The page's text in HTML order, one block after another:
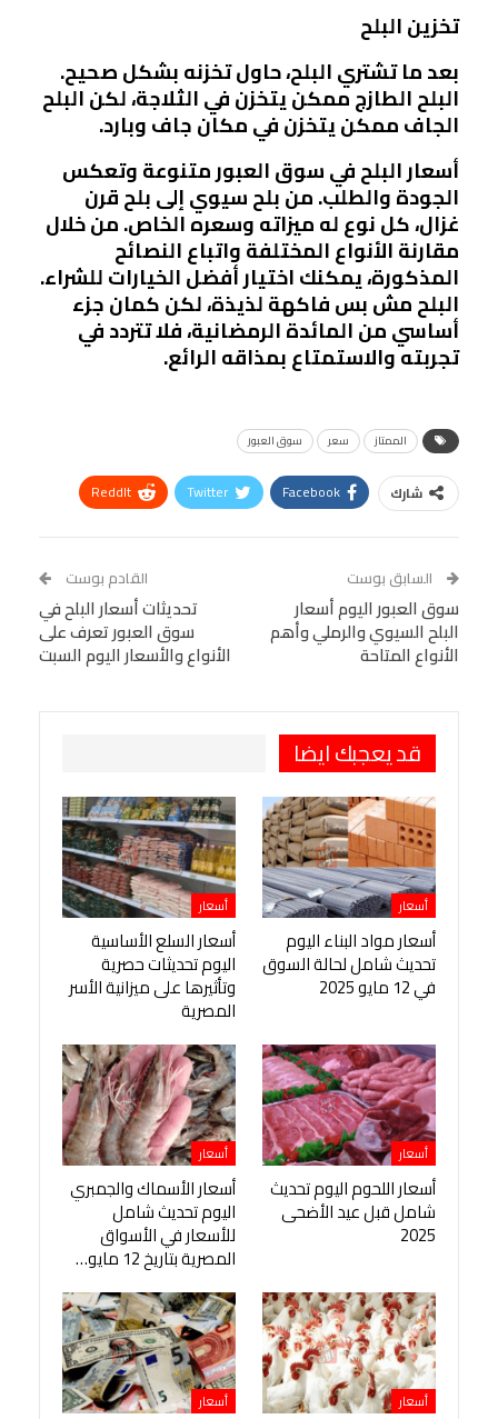
تخزين البلح
بعد ما تشتري البلح، حاول تخزنه بشكل صحيح.
البلح الطازج ممكن يتخزن في الثلاجة، لكن البلح
الجاف ممكن يتخزن في مكان جاف وبارد.
أسعار البلح في سوق العبور متنوعة وتعكس
الجودة والطلب. من بلح سيوي إلى بلح قرن
غزال، كل نوع له ميزاته وسعره الخاص. من خلال
مقارنة الأنواع المختلفة واتباع النصائح
المذكورة، يمكنك اختيار أفضل الخيارات للشراء.
البلح مش بس فاكهة لذيذة، لكن كمان جزء
أساسي من المائدة الرمضانية، فلا تتردد في
تجربته والاستمتاع بمذاقه الرائع.
الممتاز سعر سوق العبور
شارك Facebook
Twitter
ReddIt
Tumblr
البريد الإلكتروني
VK
Digg
LINE
BlackBerry
Viber
السابق بوست
سوق العبور اليوم أسعار
البلح السيوي والرملي وأهم
الأنواع المتاحة
القادم بوست
تحديثات أسعار البلح في
سوق العبور تعرف على
الأنواع والأسعار اليوم السبت
قد يعجبك ايضا
أسعار
أسعار مواد البناء اليوم
تحديث شامل لحالة السوق
في 12 مايو 2025
أسعار
أسعار السلع الأساسية
اليوم تحديثات حصرية
وتأثيرها على ميزانية الأسر
المصرية
أسعار
أسعار اللحوم اليوم تحديث
شامل قبل عيد الأضحى
2025
أسعار
أسعار الأسماك والجمبري
اليوم تحديث شامل
للأسعار في الأسواق
المصرية بتاريخ 12 مايو…
أسعار أسعار